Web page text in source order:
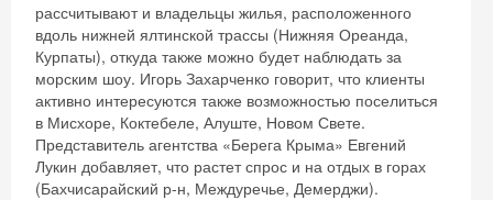
рассчитывают и владельцы жилья, расположенного
вдоль нижней ялтинской трассы (Нижняя Ореанда,
Курпаты), откуда также можно будет наблюдать за
морским шоу. Игорь Захарченко говорит, что клиенты
активно интересуются также возможностью поселиться
в Мисхоре, Коктебеле, Алуште, Новом Свете.
Представитель агентства «Берега Крыма» Евгений
Лукин добавляет, что растет спрос и на отдых в горах
(Бахчисарайский р-н, Междуречье, Демерджи).